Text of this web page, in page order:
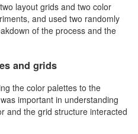
layout grids and two color
and used two randomly
of the process and the
and grids
the color palettes to the
important in understanding
and the grid structure interacted